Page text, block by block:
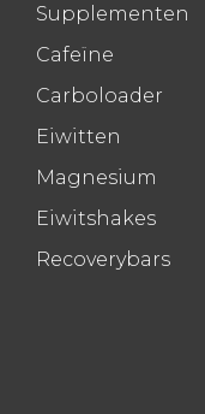
Supplementen
Cafeïne
Carboloader
Eiwitten
Magnesium
Eiwitshakes
Recoverybars